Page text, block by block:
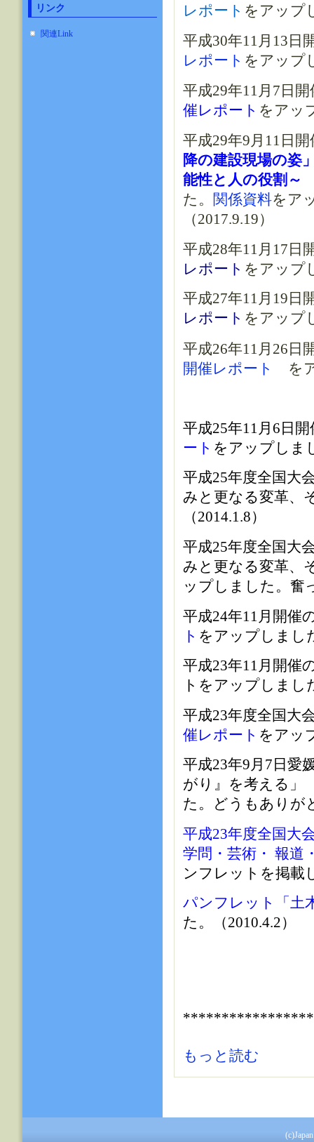
リンク
関連Link
レポート をアップ
平成30年11月13
レポート をアップ
平成29年11月7日
催レポート をアッ
平成29年9月11日
降の建設現場の姿
能性と人の役割
た。 関係資料をア
（2017.9.19）
平成28年11月17日
レポート をアップ
平成27年11月19日
レポート をアップ
平成26年11月26
開催レポート
を
平成25年11月6日
ート をアップしま
平成25年度全国大
みと更なる変革
（2014.1.8）
平成25年度全国大
みと更なる変革
ップしました。奮
平成24年11月開
ト をアップしまし
平成23年11月開
ト をアップしまし
平成23年度全国大
催レポート をアッ
平成23年9月7日
がり』を考える」
た。どうもありが
平成23年度全国
学問・芸術・ 報道
ンフレットを掲載
パンフレット「土
た。（2010.4.2）
建設技術研究委員会 について
もっと読む